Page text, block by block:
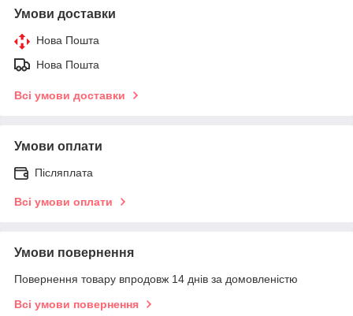
Умови доставки
Нова Пошта
Нова Пошта
Всі умови доставки
Умови оплати
Післяплата
Всі умови оплати
Умови повернення
Повернення товару впродовж 14 днів за домовленістю
Всі умови повернення